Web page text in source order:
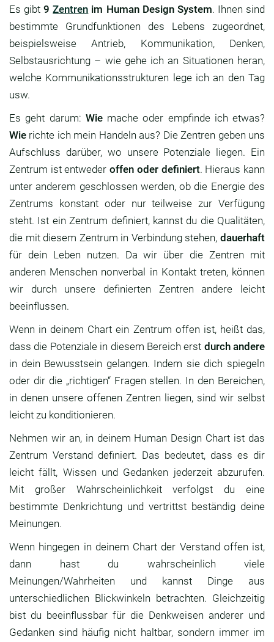
Es gibt9Zentren im Human Design System. Ihnen sind
bestimmte Grundfunktionen des Lebens zugeordnet,
beispielsweise Antrieb, Kommunikation, Denken,
Selbstausrichtung – wie gehe ich an Situationen heran,
welche Kommunikationsstrukturen lege ich an den Tag
usw.
Es geht darum: Wiemache oder empfinde ich etwas?
Wie richte ich mein Handeln aus? Die Zentren geben uns
Aufschluss darüber, wo unsere Potenziale liegen. Ein
Zentrum ist entwederoffen oder definiert. Hieraus kann
unter anderem geschlossen werden, ob die Energie des
Zentrums konstant oder nur teilweise zur Verfügung
steht. Ist ein Zentrum definiert, kannst du die Qualitäten,
die mit diesem Zentrum in Verbindung stehen, dauerhaft
für dein Leben nutzen. Da wir über die Zentren mit
anderen Menschen nonverbal in Kontakt treten, können
wir durch unsere definierten Zentren andere leicht
beeinflussen.
Wenn in deinem Chart ein Zentrum offen ist, heißt das,
dass die Potenziale in diesem Bereich erst durch andere
in dein Bewusstsein gelangen. Indem sie dich spiegeln
oder dir die „richtigen“ Fragen stellen. In den Bereichen,
in denen unsere offenen Zentren liegen, sind wir selbst
leicht zu konditionieren.
Nehmen wir an, in deinem Human Design Chart ist das
Zentrum Verstand definiert. Das bedeutet, dass es dir
leicht fällt, Wissen und Gedanken jederzeit abzurufen.
Mit großer Wahrscheinlichkeit verfolgst du eine
bestimmte Denkrichtung und vertrittst beständig deine
Meinungen.
Wenn hingegen in deinem Chart der Verstand offen ist,
dann hast du wahrscheinlich viele
Meinungen/Wahrheiten und kannst Dinge aus
unterschiedlichen Blickwinkeln betrachten. Gleichzeitig
bist du beeinflussbar für die Denkweisen anderer und
Gedanken sind häufig nicht haltbar, sondern immer im